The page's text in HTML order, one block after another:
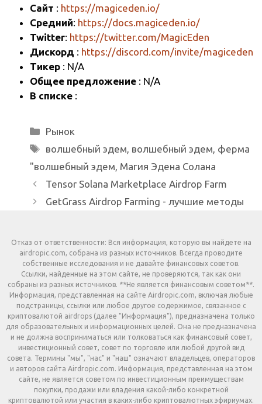
m o
k
и
т
Сайт : https://magiceden.io/
Средний: https://docs.magiceden.io/
Twitter: https://twitter.com/MagicEden
Дискорд : https://discord.com/invite/magiceden
Тикер : N/A
Общее предложение : N/A
В списке :
Рубрики
Рынок
Метки
волшебный эдем, волшебный эдем, ферма
"волшебный эдем, Магия Эдена Солана
Tensor Solana Marketplace Airdrop Farm
GetGrass Airdrop Farming - лучшие методы
Отказ от ответственности: Вся информация, которую вы найдете на
airdropic.com, собрана из разных источников. Всегда проводите
собственные исследования и не давайте финансовых советов.
Ссылки, найденные на этом сайте, не проверяются, так как они
собраны из разных источников. **Не является финансовым советом**.
Информация, представленная на сайте Airdropic.com, включая любые
подстраницы, ссылки или любое другое содержимое, связанное с
криптовалютой airdrops (далее "Информация"), предназначена только
для образовательных и информационных целей. Она не предназначена
и не должна восприниматься или толковаться как финансовый совет,
инвестиционный совет, совет по торговле или любой другой вид
совета. Термины "мы", "нас" и "наш" означают владельцев, операторов
и авторов сайта Airdropic.com. Информация, представленная на этом
сайте, не является советом по инвестиционным преимуществам
покупки, продажи или владения какой-либо конкретной
криптовалютой или участия в каких-либо криптовалютных эфириумах.